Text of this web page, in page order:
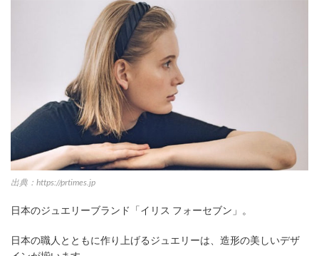
出典：https://prtimes.jp
日本のジュエリーブランド「イリス フォーセブン」。
日本の職人とともに作り上げるジュエリーは、造形の美しいデザ